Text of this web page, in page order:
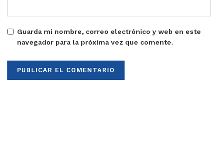
Guarda mi nombre, correo electrónico y web en este
navegador para la próxima vez que comente.